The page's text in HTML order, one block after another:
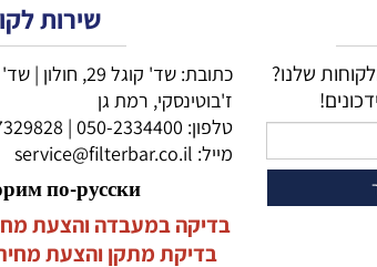
שלנו?
שירות
ז'בוטינסקי, רמת גן
טלפון: 050-2334400
|
מייל: service@filterbar.co.il
по-русски
בדיקה במעבדה והצעת מחיר